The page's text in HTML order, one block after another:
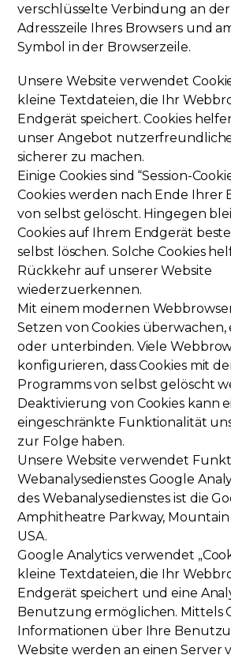
verschlüsselte Verbindung an der
Adresszeile Ihres Browsers und
Symbol in der Browserzeile.
Unsere Website verwendet
kleine Textdateien, die Ihr
Endgerät speichert. Cookies
unser Angebot
sicherer zu machen.
Einige Cookies sind “Session-
Cookies werden nach Ende Ihrer
von selbst gelöscht. Hingegen
Cookies auf Ihrem Endgerät
selbst löschen. Solche Cookies
Rückkehr auf unserer Website
wiederzuerkennen.
Mit einem modernen
Setzen von Cookies überwachen,
oder unterbinden. Viele
konfigurieren, dass Cookies mit
Programms von selbst gelöscht
Deaktivierung von Cookies kann
eingeschränkte Funktionalität
zur Folge haben.
Unsere Website verwendet
Webanalysedienstes Google
des Webanalysedienstes ist die
Amphitheatre Parkway, Mountain
USA.
Google Analytics verwendet
kleine Textdateien, die Ihr
Endgerät speichert und eine
Benutzung ermöglichen. Mittels
Informationen über Ihre
Website werden an einen Server